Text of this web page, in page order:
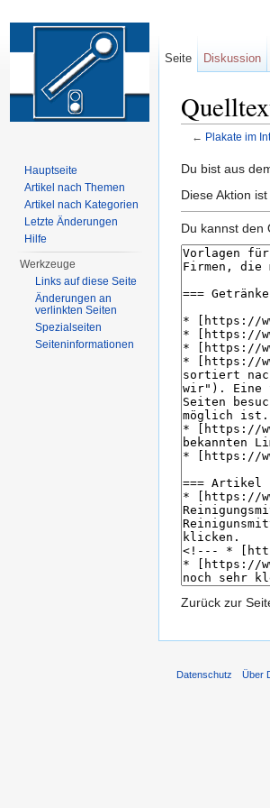
← Plakate im
Du bist aus
Diese Aktion
Du kannst den
Zurück zur
Seite Diskussion
Hauptseite
Artikel nach Themen
Artikel nach Kategorien
Letzte Änderungen
Hilfe
Werkzeuge
Links auf diese Seite
Änderungen an
verlinkten Seiten
Spezialseiten
Seiten­informationen
Datenschutz Über